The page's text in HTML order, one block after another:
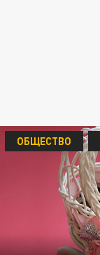
ОБЩЕСТВО